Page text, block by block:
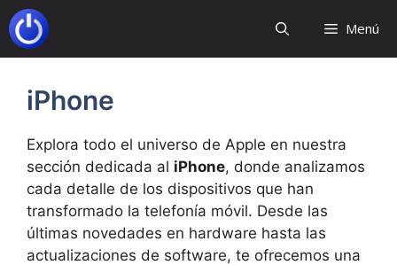
Saltar
al
contenido
Menú
iPhone
Explora todo el universo de Apple en nuestra
sección dedicada al iPhone, donde analizamos
cada detalle de los dispositivos que han
transformado la telefonía móvil. Desde las
últimas novedades en hardware hasta las
actualizaciones de software, te ofrecemos una